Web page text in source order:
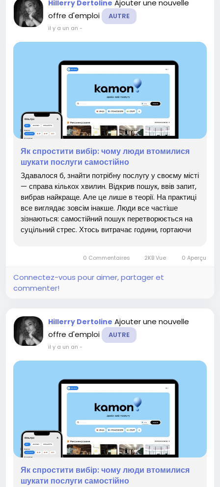
Hillerry Dertoline Ajouter une nouvelle
offre d'emploi
AUTRE
il y a un an -
Як спростити вибір: чому люди втомилися
шукати послуги самостійно
Здавалося б, знайти потрібну послугу у своєму місті
— справа кількох хвилин. Відкрив пошук, ввів запит,
вибрав найкраще. Але це лише в теорії. На практиці
все виглядає зовсім інакше. Люди все частіше
зізнаються: самостійний пошук перетворюється на
суцільний стрес. Хтось витрачає години, гортаючи
0 Commentaires 2KB Vue 0 Aperçu
Connectez-vous pour aimer, partager et
commenter!
Hillerry Dertoline Ajouter une nouvelle
offre d'emploi
AUTRE
il y a un an -
Як спростити вибір: чому люди втомилися
шукати послуги самостійно